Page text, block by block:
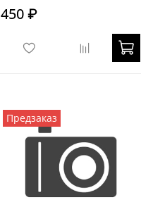
450 ₽
Предзаказ